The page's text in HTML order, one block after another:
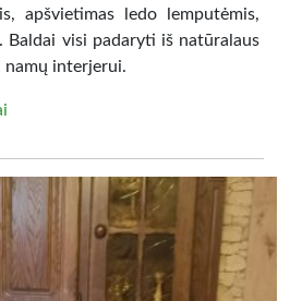
apšvietimas ledo lemputėmis,
Baldai visi padaryti iš natūralaus
namų interjerui.